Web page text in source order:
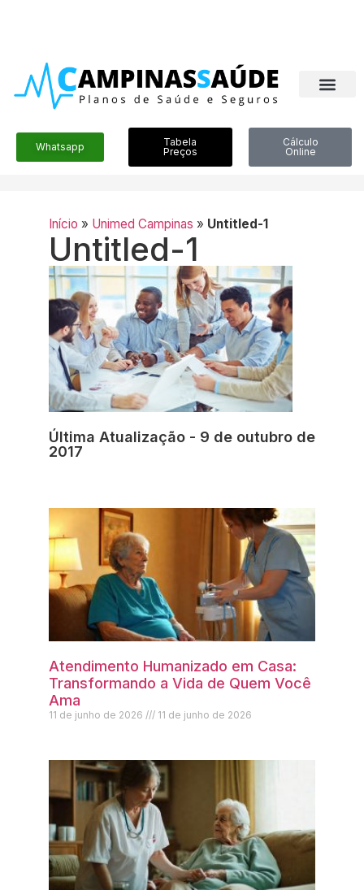
Whatsapp
Tabela
Preços
Cálculo
Online
Início » Unimed Campinas » Untitled-1
Untitled-1
Última Atualização - 9 de outubro de
2017
Atendimento Humanizado em Casa:
Transformando a Vida de Quem Você
Ama
11 de junho de 2026 11 de junho de 2026